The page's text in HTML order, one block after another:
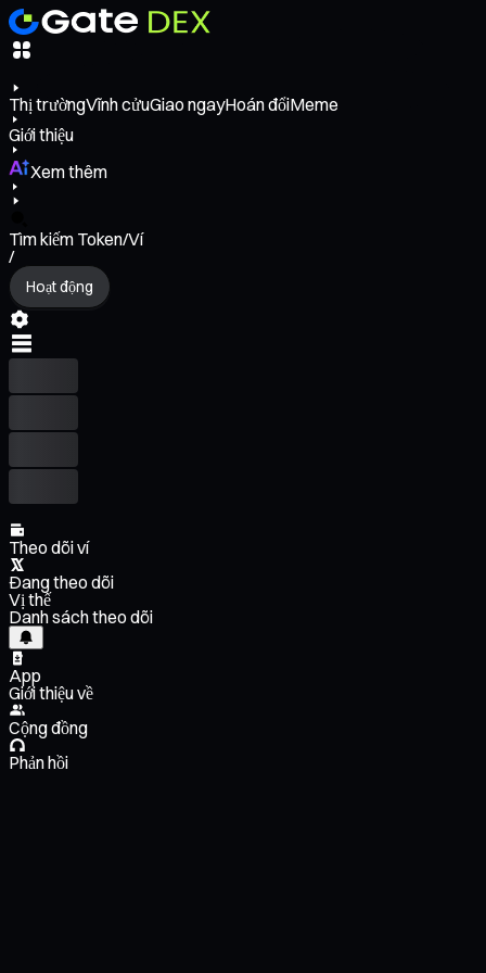
Thị trườngVĩnh cửuGiao ngayHoán đổiMeme
Giới thiệu
Xem thêm
Tìm kiếm Token/Ví
/
Hoạt động
Theo dõi ví
Đang theo dõi
Vị thế
Danh sách theo dõi
App
Giới thiệu về
Cộng đồng
Phản hồi